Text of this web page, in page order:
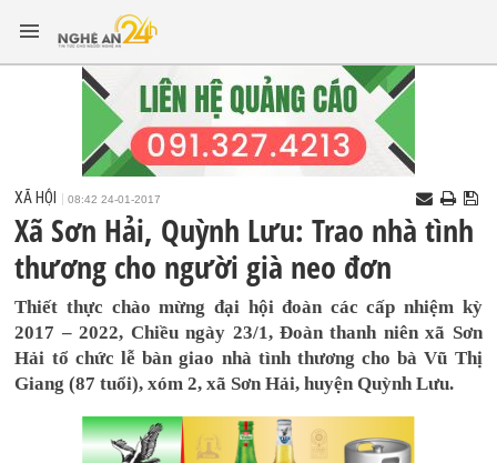
XÃ HỘI 08:42 24-01-2017
Xã Sơn Hải, Quỳnh Lưu: Trao nhà tình
thương cho người già neo đơn
Thiết thực chào mừng đại hội đoàn các cấp nhiệm kỳ
2017 – 2022, Chiều ngày 23/1, Đoàn thanh niên xã Sơn
Hải tổ chức lễ bàn giao nhà tình thương cho bà Vũ Thị
Giang (87 tuổi), xóm 2, xã Sơn Hải, huyện Quỳnh Lưu.